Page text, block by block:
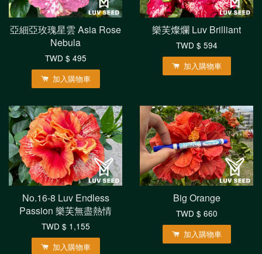
亞細亞玫瑰星雲 Asia Rose
Nebula
TWD $ 495
加入購物車
樂芙燦爛 Luv Brilliant
TWD $ 594
加入購物車
No.16-8 Luv Endless
Passion 樂芙無盡熱情
TWD $ 1,155
加入購物車
Big Orange
TWD $ 660
加入購物車